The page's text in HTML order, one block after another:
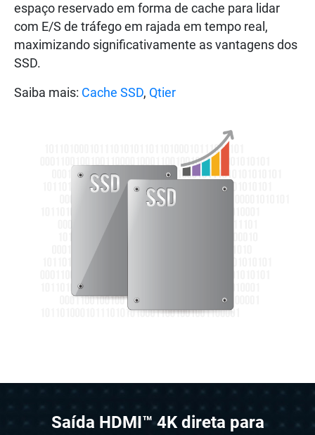
espaço reservado em forma de cache para lidar
com E/S de tráfego em rajada em tempo real,
maximizando significativamente as vantagens dos
SSD.
Saiba mais: Cache SSD, Qtier
Saída HDMI™ 4K direta para